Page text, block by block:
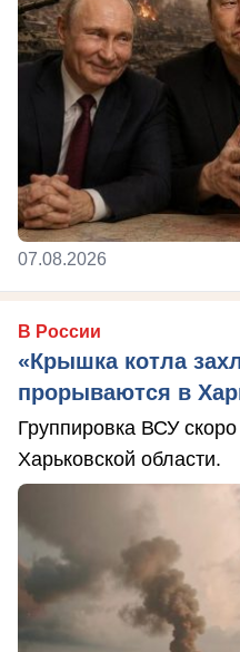
07.08.2026
В России
«Крышка котла
прорываются в
Группировка ВСУ
Харьковской области.